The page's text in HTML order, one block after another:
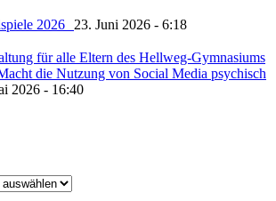
2026 23. Juni 2026 - 6:18
für alle Eltern des Hellweg-Gymnasiums
die Nutzung von Social Media psychisch
2026 - 16:40